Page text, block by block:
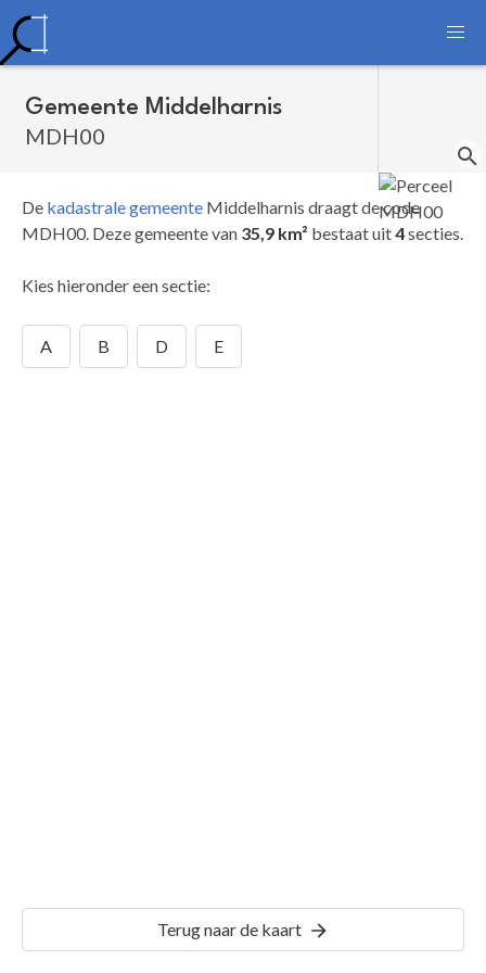
Gemeente Middelharnis
MDH00
De kadastrale gemeente Middelharnis draagt de code
MDH00. Deze gemeente van 35,9 km² bestaat uit4secties.
Kies hieronder een sectie:
A B D E
Terug naar de kaart
MDH00